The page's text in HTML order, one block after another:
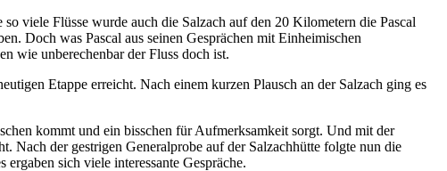
viele Flüsse wurde auch die Salzach auf den 20 Kilometern die Pascal
Doch was Pascal aus seinen Gesprächen mit Einheimischen
wie unberechenbar der Fluss doch ist.
Etappe erreicht. Nach einem kurzen Plausch an der Salzach ging es
kommt und ein bisschen für Aufmerksamkeit sorgt. Und mit der
der gestrigen Generalprobe auf der Salzachhütte folgte nun die
sich viele interessante Gespräche.